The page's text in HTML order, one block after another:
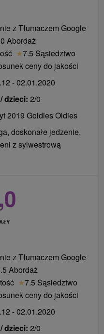
z Tłumaczem Google
Abordaż
★7.5 Sąsiedztwo
ceny do jakości
- 02.01.2020
dzieci: 2/0
2019 Goldies Oldies
doskonałe jedzenie,
z sylwestrową
z Tłumaczem Google
Abordaż
★7.5 Sąsiedztwo
ceny do jakości
- 02.01.2020
dzieci: 2/0